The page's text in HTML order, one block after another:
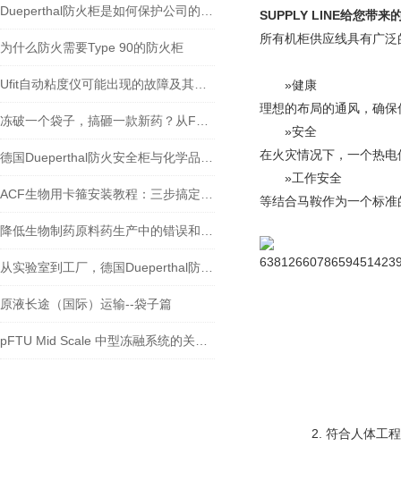
为什么防火需要Type 90的防火柜
原液长途（国际）运输--袋子篇
SUPPLY LINE给您带来
所有机柜供应线具有广
»健康
理想的布局的通风，确
»安全
在火灾情况下，一个热
»工作安全
等结合马鞍作为一个标
2. 符合人体工